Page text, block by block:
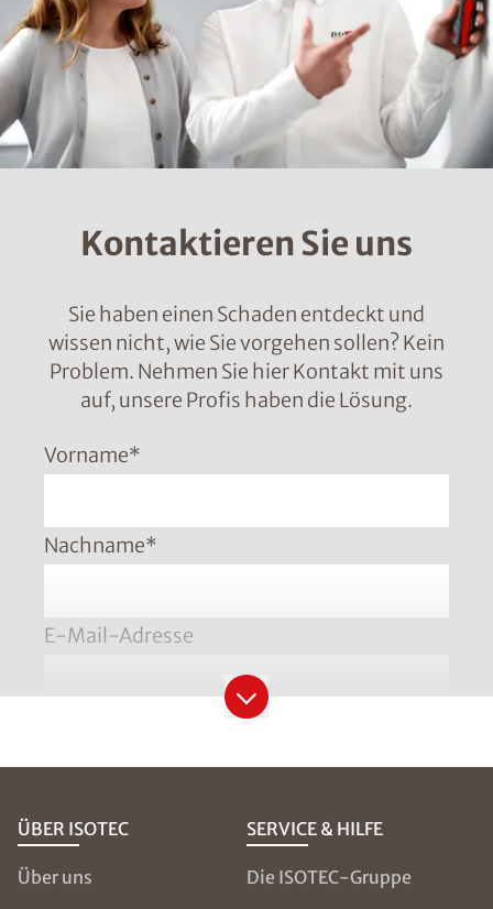
Kontaktieren Sie uns
Sie haben einen Schaden entdeckt und
wissen nicht, wie Sie vorgehen sollen? Kein
Problem. Nehmen Sie hier Kontakt mit uns
auf, unsere Profis haben die Lösung.
Vorname*
Nachname*
E-Mail-Adresse
PLZ*
ÜBER ISOTEC
Über uns
SERVICE & HILFE
Die ISOTEC-Gruppe